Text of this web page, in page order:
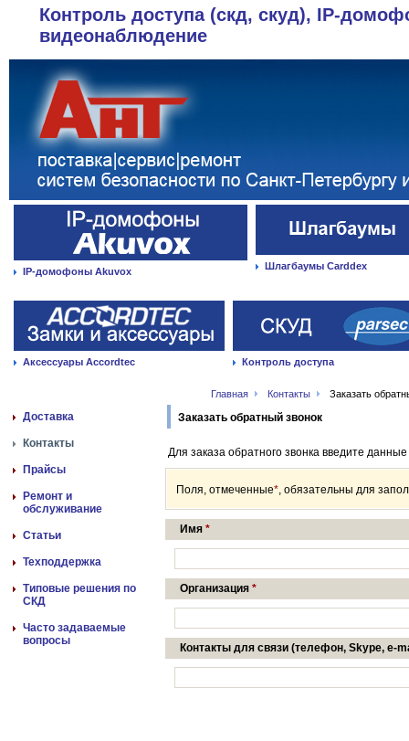
Контроль доступа (скд, скуд), IP-
видеонаблюдение
IP-домофоны Akuvox Шлагбаумы Carddex
Аксессуары Accordtec Контроль доступа
Главная Контакты Заказать
Доставка
Контакты
Прайсы
Ремонт и
обслуживание
Статьи
Техподдержка
Типовые решения по
СКД
Часто задаваемые
вопросы
Заказать обратный звонок
Для заказа обратного звонка введите
Поля, отмеченные*, обязательны для
Имя *
Организация *
Контакты для связи (телефон, Skype, e-